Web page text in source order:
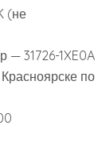
(не
— 31726-1XE0A
по